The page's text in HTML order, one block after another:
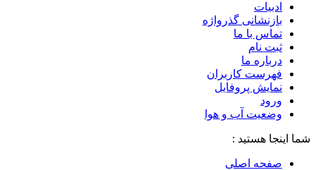
ادبیات
بازنشانی گذرواژه
تماس با ما
ثبت نام
درباره ما
فهرست کاربران
نمایش پروفایل
ورود
وضعیت آب و هوا
شما اینجا هستید :
صفحه اصلی